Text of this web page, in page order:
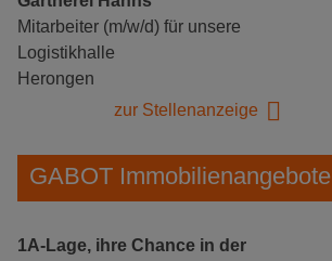
Mitarbeiter (m/w/d) für unsere
Logistikhalle
Herongen
zur Stellenanzeige
GABOT Immobilienangebote
1A-Lage, ihre Chance in der